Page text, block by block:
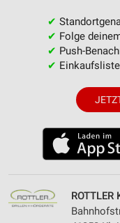
✔
✔ Folge
✔ Push-
✔